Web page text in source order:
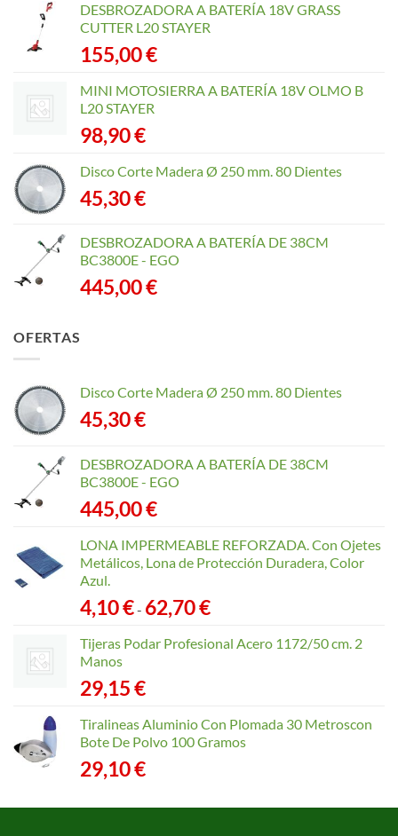
DESBROZADORA A BATERÍA 18V GRASS
CUTTER L20 STAYER
155,00€
MINI MOTOSIERRA A BATERÍA 18V OLMO B
L20 STAYER
98,90€
Disco Corte Madera Ø 250 mm. 80 Dientes
45,30€
DESBROZADORA A BATERÍA DE 38CM
BC3800E - EGO
445,00€
OFERTAS
Disco Corte Madera Ø 250 mm. 80 Dientes
45,30€
DESBROZADORA A BATERÍA DE 38CM
BC3800E - EGO
445,00€
LONA IMPERMEABLE REFORZADA. Con Ojetes
Metálicos, Lona de Protección Duradera, Color
Azul.
4,10€- 62,70€Rango
precios:
Tijeras Podar Profesional Acero 1172/50 cm. 2
Manos
29,15€
Tiralineas Aluminio Con Plomada 30 Metroscon
Bote De Polvo 100 Gramos
29,10€